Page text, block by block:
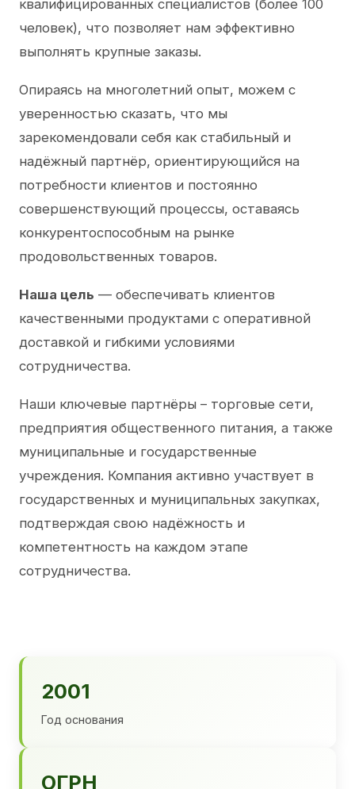
квалифицированных специалистов (более 100
человек), что позволяет нам эффективно
выполнять крупные заказы.
Опираясь на многолетний опыт, можем с
уверенностью сказать, что мы
зарекомендовали себя как стабильный и
надёжный партнёр, ориентирующийся на
потребности клиентов и постоянно
совершенствующий процессы, оставаясь
конкурентоспособным на рынке
продовольственных товаров.
Наша цель — обеспечивать клиентов
качественными продуктами с оперативной
доставкой и гибкими условиями
сотрудничества.
Наши ключевые партнёры – торговые сети,
предприятия общественного питания, а также
муниципальные и государственные
учреждения. Компания активно участвует в
государственных и муниципальных закупках,
подтверждая свою надёжность и
компетентность на каждом этапе
сотрудничества.
2001
Год основания
ОГРН